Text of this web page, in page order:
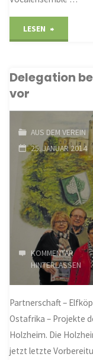
LESEN
Ruanda"
Delegation
vor
AUS DEM VEREIN
25. JANUAR 2014
KOMMENTAR
HINTERLASSEN
Partnerschaft –
Ostafrika – Projekte
Holzheim. Die
jetzt letzte